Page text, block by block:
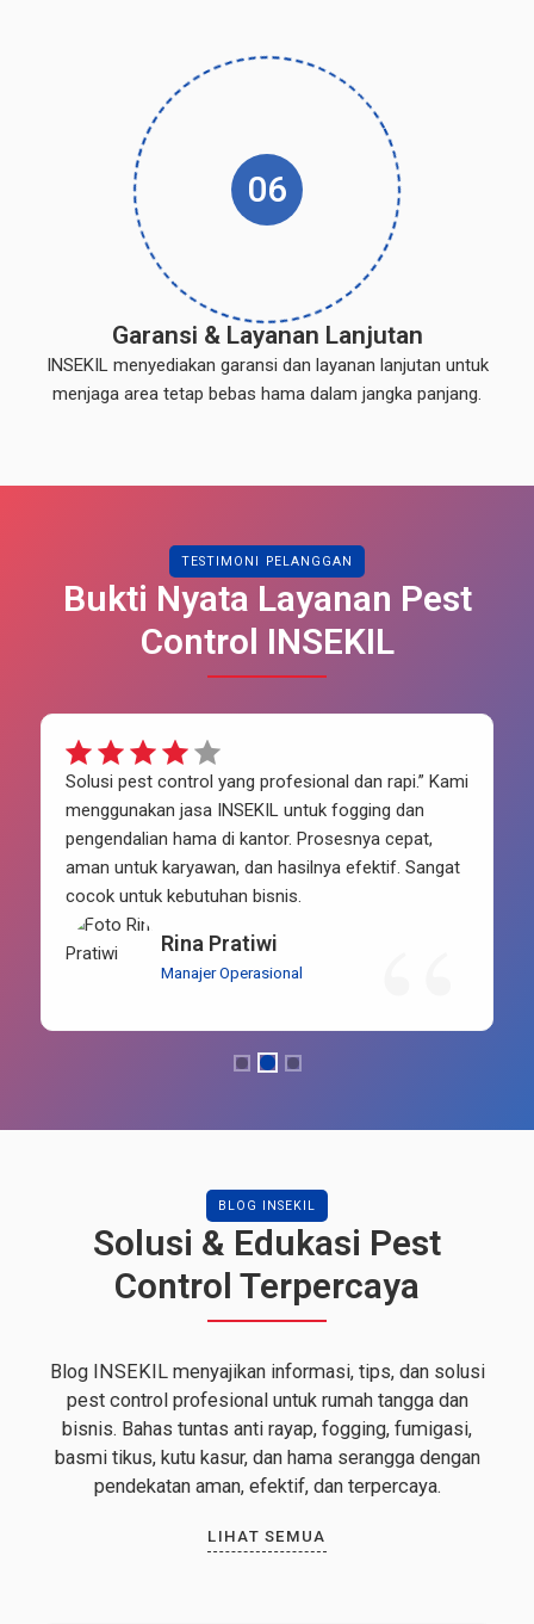
06
Garansi & Layanan Lanjutan
INSEKIL menyediakan garansi dan layanan lanjutan untuk
menjaga area tetap bebas hama dalam jangka panjang.
TESTIMONI PELANGGAN
Bukti Nyata Layanan Pest
Control INSEKIL
Solusi pest control yang profesional dan rapi.” Kami
menggunakan jasa INSEKIL untuk fogging dan
pengendalian hama di kantor. Prosesnya cepat,
aman untuk karyawan, dan hasilnya efektif. Sangat
cocok untuk kebutuhan bisnis.
Rina Pratiwi
Manajer Operasional
BLOG INSEKIL
Solusi & Edukasi Pest
Control Terpercaya
Blog INSEKIL menyajikan informasi, tips, dan solusi
pest control profesional untuk rumah tangga dan
bisnis. Bahas tuntas anti rayap, fogging, fumigasi,
basmi tikus, kutu kasur, dan hama serangga dengan
pendekatan aman, efektif, dan terpercaya.
LIHAT SEMUA